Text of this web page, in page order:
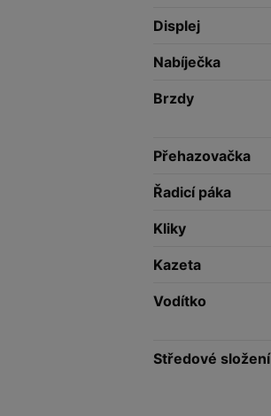
Displej
Nabíječka
Brzdy
Přehazovačka
Řadicí páka
Kliky
Kazeta
Vodítko
Středové složení